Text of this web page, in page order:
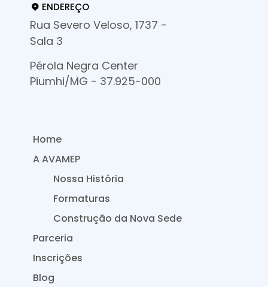
ENDEREÇO
Rua Severo Veloso, 1737 -
Sala 3
Pérola Negra Center
Piumhi/MG - 37.925-000
Home
A AVAMEP
Nossa História
Formaturas
Construção da Nova Sede
Parceria
Inscrições
Blog